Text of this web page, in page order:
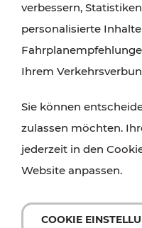
verbessern,
personalisierte
Ihrem
Sie können
zulassen möchten.
jederzeit in den
Website anpassen.
COOKIE